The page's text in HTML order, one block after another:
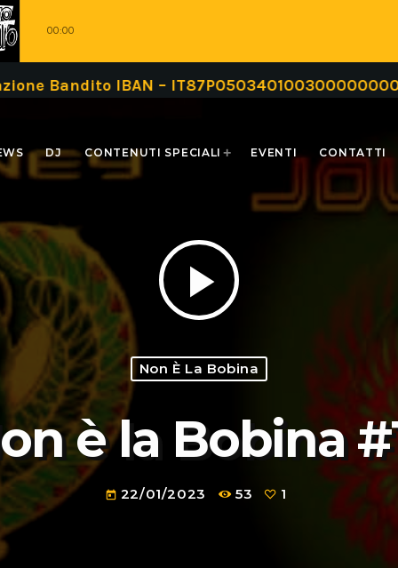
00:00
IBAN – IT87P0503401003000000000999
DJ CONTENUTI SPECIALI EVENTI CONTATTI
play_arrow
Non È La Bobina
è la Bobina
today 22/01/2023 53 1